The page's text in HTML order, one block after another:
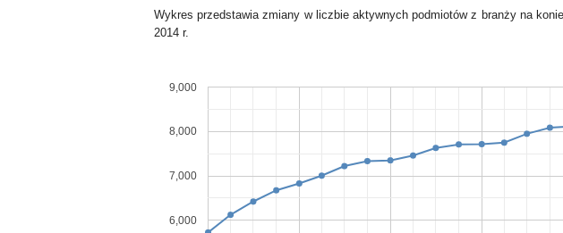
Wykres przedstawia zmiany w liczbie aktywnych podmiotów z branży na
2014 r.
6,000
7,000
8,000
9,000